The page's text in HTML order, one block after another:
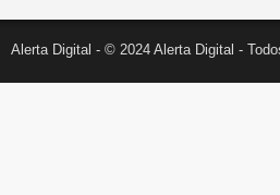
Alerta Digital - © 2024 Alerta Digital -